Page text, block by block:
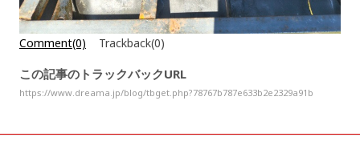
Comment(0) Trackback(0)
この記事のトラックバックURL
https://www.dreama.jp/blog/tbget.php?78767b787e633b2e2329a91b